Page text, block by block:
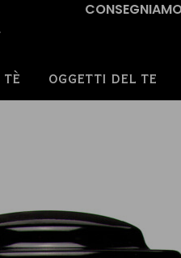
TÈ OGGETTI DEL TE